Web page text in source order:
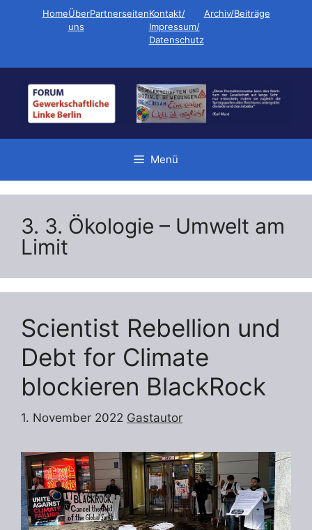
HomeÜber
uns
PartnerseitenKontakt/
Impressum/
Datenschutz
Archiv/Beiträge
Menü
3. 3. Ökologie – Umwelt am
Limit
Scientist Rebellion und
Debt for Climate
blockieren BlackRock
1. November 2022 Gastautor